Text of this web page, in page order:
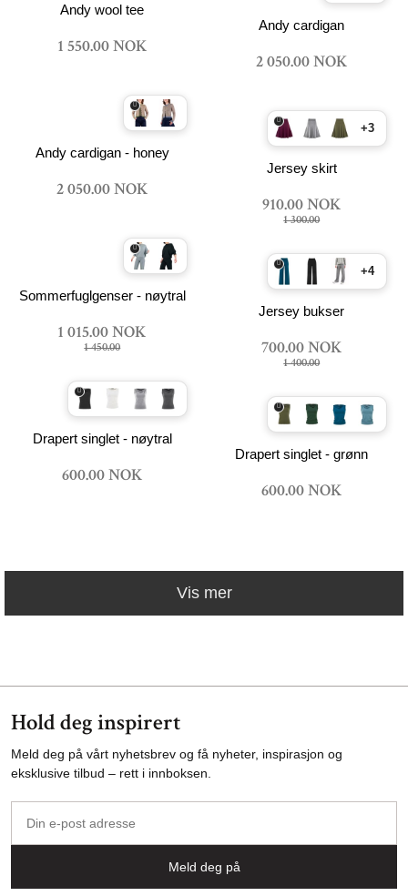
Andy wool tee
1 550.00 NOK
Andy cardigan
2 050.00 NOK
Andy cardigan - honey
2 050.00 NOK
+3
Jersey skirt
910.00 NOK
1 300.00
Sommerfuglgenser - nøytral
1 015.00 NOK
1 450.00
+4
Jersey bukser
700.00 NOK
1 400.00
Drapert singlet - nøytral
600.00 NOK
Drapert singlet - grønn
600.00 NOK
Vis mer
Hold deg inspirert
Meld deg på vårt nyhetsbrev og få nyheter, inspirasjon og
eksklusive tilbud – rett i innboksen.
post
Meld deg på